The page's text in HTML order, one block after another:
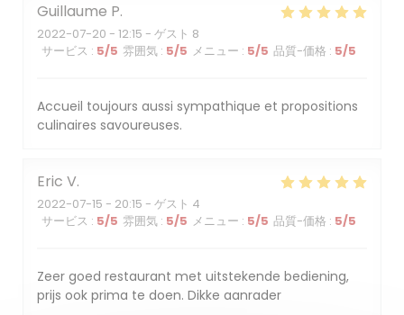
Guillaume P
2022-07-20 - 12:15 - ゲスト 8
サービス : 5/5 雰囲気 : 5/5 メニュー : 5/5 品質-価格 : 5/5
Accueil toujours aussi sympathique et propositions
culinaires savoureuses.
Eric V
2022-07-15 - 20:15 - ゲスト 4
サービス : 5/5 雰囲気 : 5/5 メニュー : 5/5 品質-価格 : 5/5
Zeer goed restaurant met uitstekende bediening,
prijs ook prima te doen. Dikke aanrader